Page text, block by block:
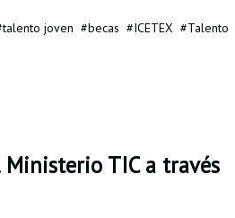
talento joven becas ICETEX
Talento
TIC a través